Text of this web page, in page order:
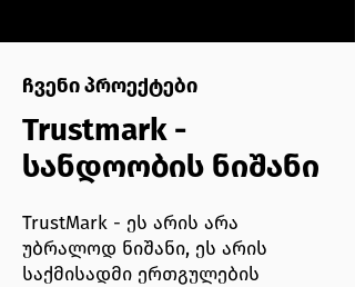
ჩვენი პროექტები
Trustmark -
სანდოობის ნიშანი
TrustMark - ეს არის არა
უბრალოდ ნიშანი, ეს არის
საქმისადმი ერთგულების